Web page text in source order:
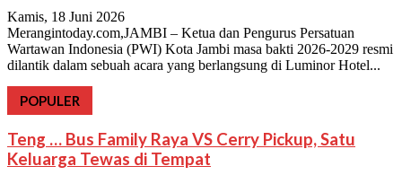
Kamis, 18 Juni 2026
Merangintoday.com,JAMBI – Ketua dan Pengurus Persatuan
Wartawan Indonesia (PWI) Kota Jambi masa bakti 2026-2029 resmi
dilantik dalam sebuah acara yang berlangsung di Luminor Hotel...
POPULER
Teng … Bus Family Raya VS Cerry Pickup, Satu
Keluarga Tewas di Tempat